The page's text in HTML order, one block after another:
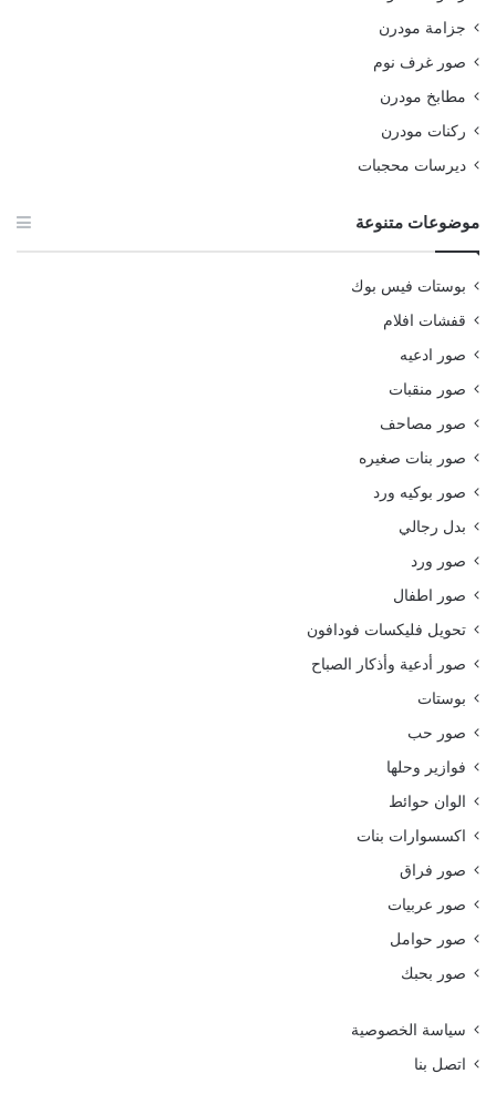
جزامة مودرن
صور غرف نوم
مطابخ مودرن
ركنات مودرن
ديرسات محجبات
موضوعات متنوعة
بوستات فيس بوك
قفشات افلام
صور ادعيه
صور منقبات
صور مصاحف
صور بنات صغيره
صور بوكيه ورد
بدل رجالي
صور ورد
صور اطفال
تحويل فليكسات فودافون
صور أدعية وأذكار الصباح
بوستات
صور حب
فوازير وحلها
الوان حوائط
اكسسوارات بنات
صور فراق
صور عربيات
صور حوامل
صور بحبك
سياسة الخصوصية
اتصل بنا